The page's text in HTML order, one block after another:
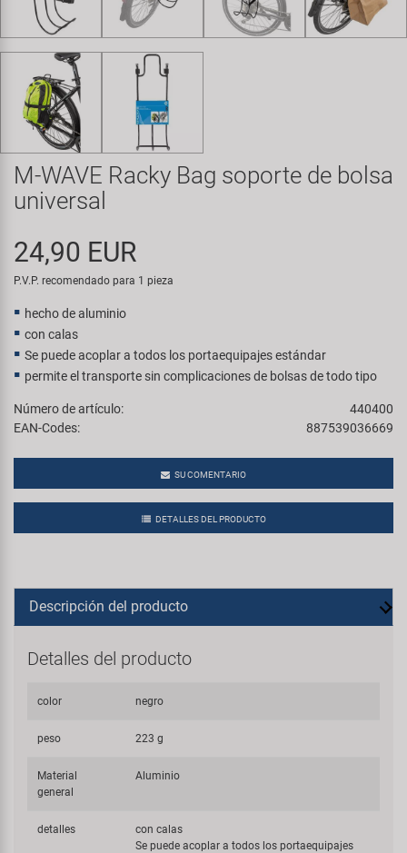
Transporte y Aparcamiento
Super B
Trail-Gator
Velo
Todas las marcas
M-WAVE Racky Bag soporte de bolsa
universal
24,90 EUR
P.V.P. recomendado para 1 pieza
hecho de aluminio
con calas
Se puede acoplar a todos los portaequipajes estándar
permite el transporte sin complicaciones de bolsas de todo tipo
Número de artículo:
440400
EAN-Codes:
887539036669
SU COMENTARIO
DETALLES DEL PRODUCTO
Descripción del producto
Detalles del producto
color negro
peso 223 g
Material
general
Aluminio
detalles
con calas
Se puede acoplar a todos los portaequipajes